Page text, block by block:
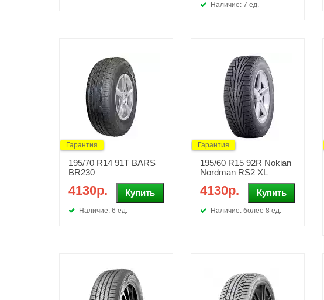
Наличие: 7 ед.
Гарантия
195/70 R14 91T BARS
BR230
4130р.
Наличие: 6 ед.
Гарантия
195/60 R15 92R Nokian
Nordman RS2 XL
4130р.
Наличие: более 8 ед.